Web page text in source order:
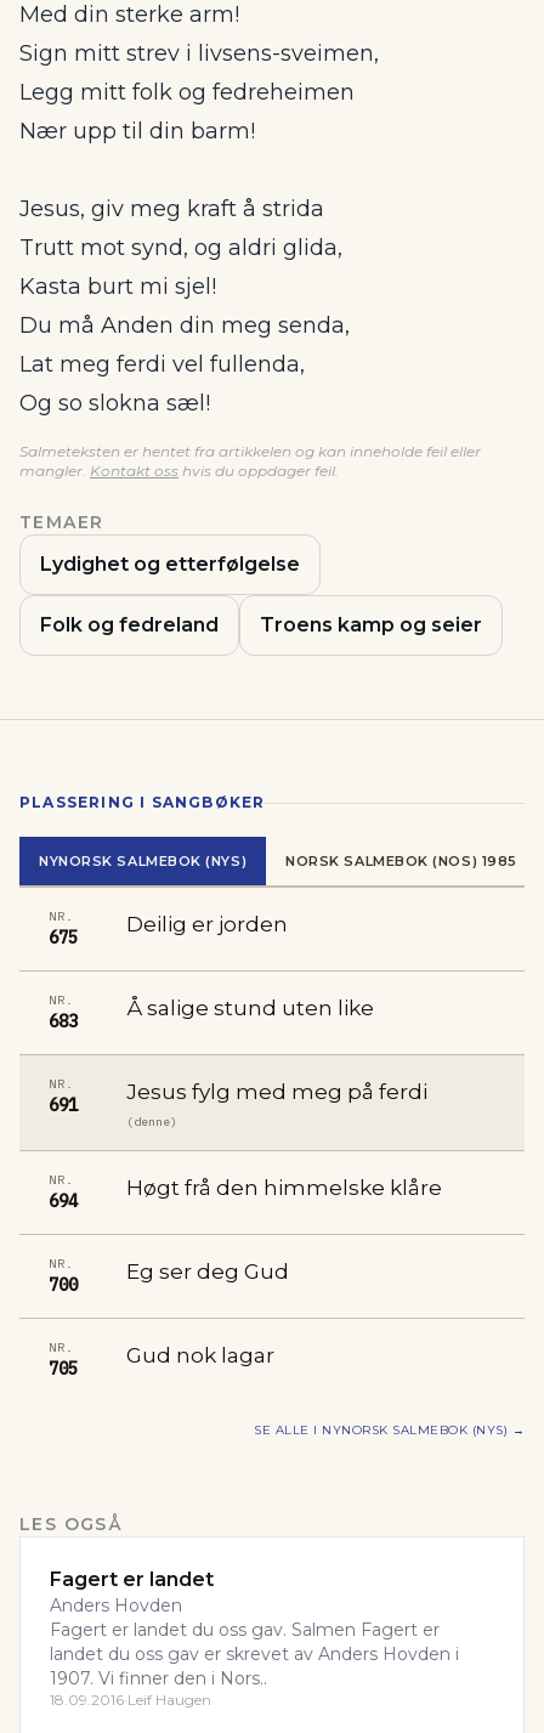
Med din sterke arm!
Sign mitt strev i livsens-sveimen,
Legg mitt folk og fedreheimen
Nær upp til din barm!
Jesus, giv meg kraft å strida
Trutt mot synd, og aldri glida,
Kasta burt mi sjel!
Du må Anden din meg senda,
Lat meg ferdi vel fullenda,
Og so slokna sæl!
Salmeteksten er hentet fra artikkelen og kan inneholde feil eller
mangler. Kontakt oss hvis du oppdager feil.
TEMAER
Lydighet og etterfølgelse
Folk og fedreland Troens kamp og seier
PLASSERING I SANGBØKER
NYNORSK SALMEBOK (NYS) NORSK SALMEBOK (NOS) 1985
NR.
675
Deilig er jorden
NR.
683
Å salige stund uten like
NR.
691
Jesus fylg med meg på ferdi
(denne)
NR.
694
Høgt frå den himmelske klåre
NR.
700
Eg ser deg Gud
NR.
705
Gud nok lagar
SE ALLE I NYNORSK SALMEBOK (NYS) →
LES OGSÅ
Fagert er landet
Anders Hovden
Fagert er landet du oss gav. Salmen Fagert er
landet du oss gav er skrevet av Anders Hovden i
1907. Vi finner den i Nors..
18.09.2016·Leif Haugen